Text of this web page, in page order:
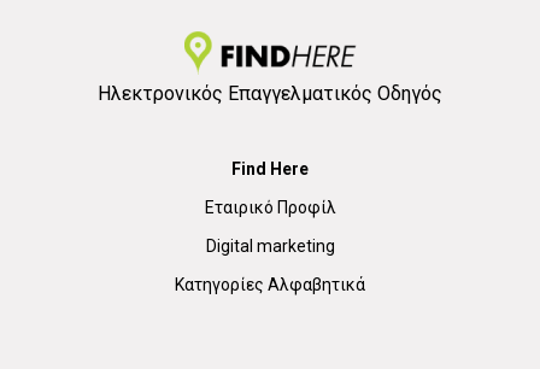
Ηλεκτρονικός Επαγγελματικός Οδηγός
Find Here
Εταιρικό Προφίλ
Digital marketing
Κατηγορίες Αλφαβητικά